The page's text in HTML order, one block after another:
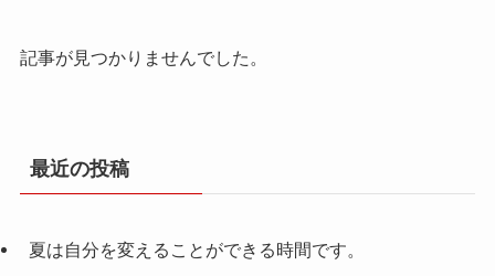
記事が見つかりませんでした。
最近の投稿
夏は自分を変えることができる時間です。